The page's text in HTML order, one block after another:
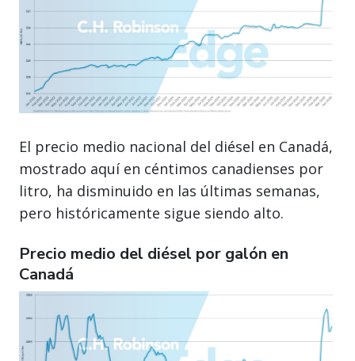
El precio medio nacional del diésel en Canadá,
mostrado aquí en céntimos canadienses por
litro, ha disminuido en las últimas semanas,
pero históricamente sigue siendo alto.
Precio medio del diésel por galón en
Canadá